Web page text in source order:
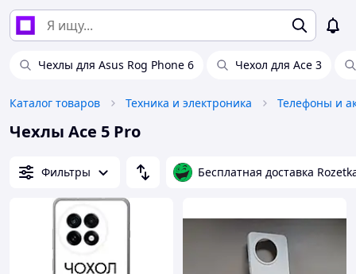
Чехлы для Asus Rog Phone 6 Чехол для Ace 3
Каталог товаров Техника и электроника Телефоны и
Чехлы Ace 5 Pro
Фильтры Бесплатная доставка